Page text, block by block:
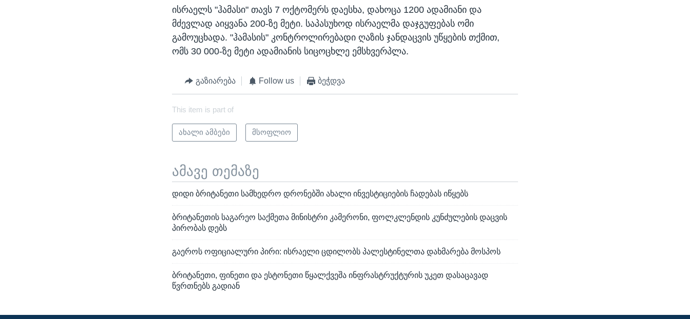
ისრაელს "ჰამასი" თავს 7 ოქტომერს დაესხა, დახოცა 1200 ადამიანი და
მძევლად აიყვანა 200-ზე მეტი. საპასუხოდ ისრაელმა დაჯგუფებას ომი
გამოუცხადა. "ჰამასის" კონტროლირებადი ღაზის ჯანდაცვის უწყების თქმით,
ომს 30 000-ზე მეტი ადამიანის სიცოცხლე ემსხვერპლა.
გაზიარება Follow us ბეჭდვა
This item is part of
ახალი ამბები მსოფლიო
ამავე თემაზე
დიდი ბრიტანეთი სამხედრო დრონებში ახალი ინვესტიციების ჩადებას იწყებს
ბრიტანეთის საგარეო საქმეთა მინისტრი კამერონი, ფოლკლენდის კუნძულების დაცვის
პირობას დებს
გაეროს ოფიციალური პირი: ისრაელი ცდილობს პალესტინელთა დახმარება მოსპოს
ბრიტანეთი, ფინეთი და ესტონეთი წყალქვეშა ინფრასტრუქტურის უკეთ დასაცავად
წვრთნებს გადიან